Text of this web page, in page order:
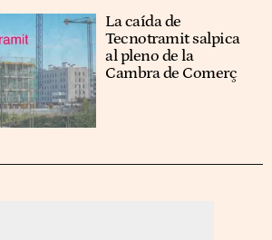
La caída de
Tecnotramit salpica
al pleno de la
Cambra de Comerç